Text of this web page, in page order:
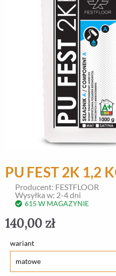
PU FEST 2K 1,2
Producent: FESTFLOOR
Wysyłka w: 2-4 dni
615 W MAGAZYNIE
140,00 zł
wariantilość
FEST